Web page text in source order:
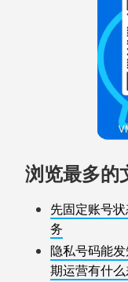
浏览最多的
先固定账号
务
隐私号码能
期运营有什